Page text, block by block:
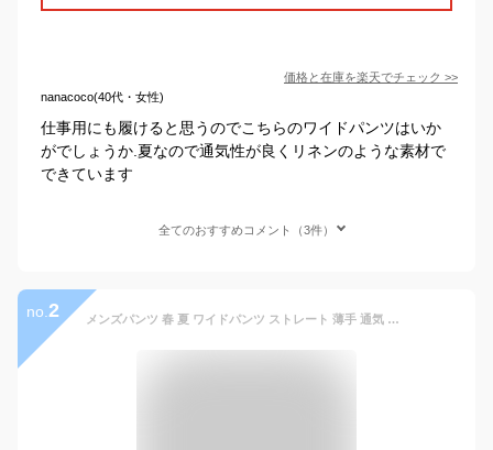
価格と在庫を楽天でチェック >>
nanacoco(40代・女性)
仕事用にも履けると思うのでこちらのワイドパンツはいか
がでしょうか.夏なので通気性が良くリネンのような素材で
できています
全てのおすすめコメント（3件）
no. 2 メンズパンツ 春 夏 ワイドパンツ ストレート 薄手 通気 ウェストゴム 無地 ゆったり キレイメ ズボン 大きいサイズ ファッション カジュアル